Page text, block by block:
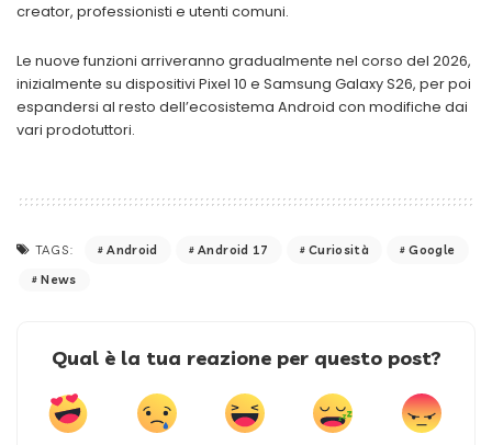
creator, professionisti e utenti comuni.
Le nuove funzioni arriveranno gradualmente nel corso del 2026,
inizialmente su dispositivi Pixel 10 e Samsung Galaxy S26, per poi
espandersi al resto dell’ecosistema Android con modifiche dai
vari prodotuttori.
TAGS: Android Android 17 Curiosità
Google
News
Qual è la tua reazione per questo post?